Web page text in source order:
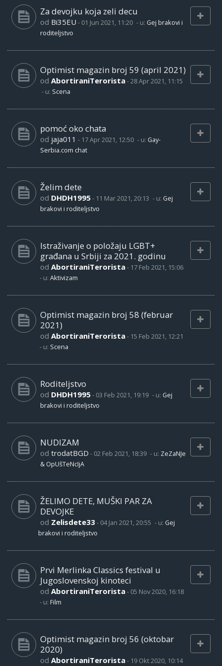
Za devojku koja zeli decu
od Bi35EU - 01 Jun 2021, 11:20 - u: Gej brakovi i
roditeljstvo
Optimist magazin broj 59 (april 2021)
od AbortiraniTerorista-28 Apr 2021, 11:15
- u: Scena
pomoć oko chata
od jaja011 - 17 Apr 2021, 12:50 - u: Gay-
Serbia.com chat
Želim dete
od DHDH1995- 11 Mar 2021, 20:13 - u: Gej
brakovi i roditeljstvo
Istraživanje o položaju LGBT+
građana u Srbiji za 2021. godinu
od AbortiraniTerorista- 17 Feb 2021, 15:06
- u: Aktivizam
Optimist magazin broj 58 (februar
2021)
od AbortiraniTerorista- 15 Feb 2021, 12:21
- u: Scena
Roditeljstvo
od DHDH1995- 03 Feb 2021, 19:19 - u: Gej
brakovi i roditeljstvo
NUDIZAM
od trodatBGD - 02 Feb 2021, 18:39 - u: ZeZaNJe
& OpUšTeNcIjA
ŽELIMO DETE, MUŠKI PAR ZA
DEVOJKE
od Zelisdete33- 04 Jan 2021, 20:55 - u: Gej
brakovi i roditeljstvo
Prvi Merlinka Classics festival u
Jugoslovenskoj kinoteci
od AbortiraniTerorista- 05 Nov 2020, 16:18
- u: Film
Optimist magazin broj 56 (oktobar
2020)
od AbortiraniTerorista- 19 Okt 2020, 10:14